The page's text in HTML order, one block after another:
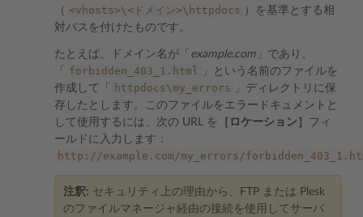
（ <vhosts>\<ドメイン>\httpdocs ）を基準とする相
対パスを付けたものです。
たとえば、ドメイン名が「 example.com 」であり、
「
forbidden_403_1.html
」という名前のファイルを
作成して「
httpdocs\my_errors
」ディレクトリに保
存したとします。このファイルをエラードキュメントと
して使用するには、次の URL を ［ロケーション］ フィ
ールドに入力します：
http://example.com/my_errors/
注釈: セキュリティ上の理由から、FTP または Plesk
のファイルマネージャ経由の接続を使用してサーバ